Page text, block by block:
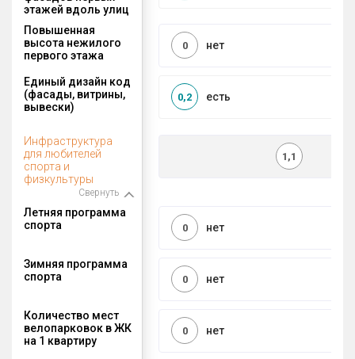
этажей вдоль улиц
Повышенная
высота нежилого
первого этажа
нет
0
Единый дизайн код
(фасады, витрины,
вывески)
есть
0,2
Инфраструктура
для любителей
спорта и
физкультуры
Свернуть
1,1
Летняя программа
спорта
нет
0
Зимняя программа
спорта
нет
0
Количество мест
велопарковок в ЖК
на 1 квартиру
нет
0